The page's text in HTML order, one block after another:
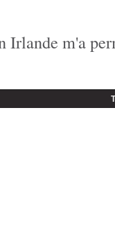
Irlande m'a